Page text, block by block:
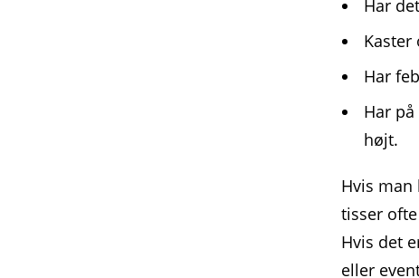
Har
Kaster
Har
Har
højt.
Hvis
tisser
Hvis det
eller